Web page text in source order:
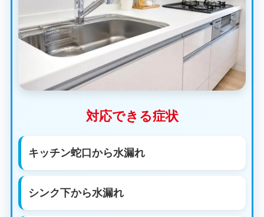
対応できる症状
キッチン蛇口から水漏れ
シンク下から水漏れ